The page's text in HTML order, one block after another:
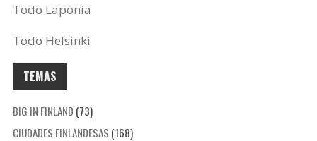
Todo Laponia
Todo Helsinki
TEMAS
BIG IN FINLAND (73)
CIUDADES FINLANDESAS (168)